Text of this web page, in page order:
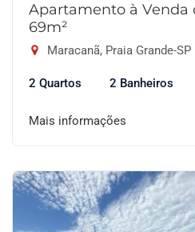
Apartamento à Venda
69m²
Maracanã, Praia Grande-SP
2 Quartos 2 Banheiros
Mais informações